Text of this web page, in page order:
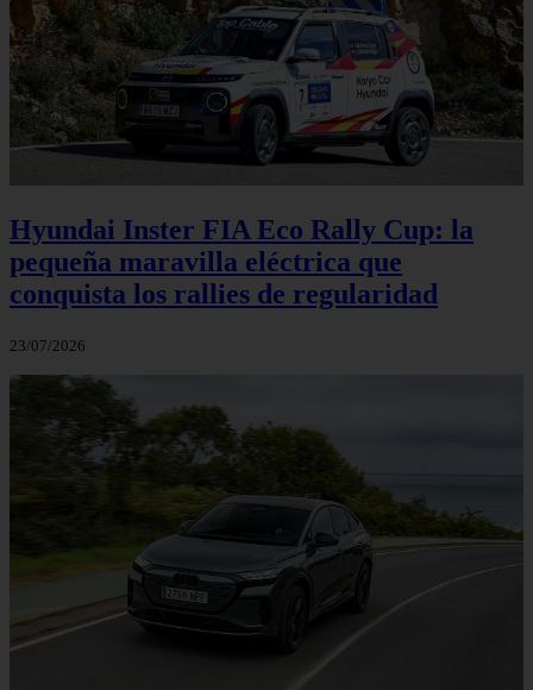
Hyundai Inster FIA Eco Rally Cup: la
pequeña maravilla eléctrica que
conquista los rallies de regularidad
23/07/2026